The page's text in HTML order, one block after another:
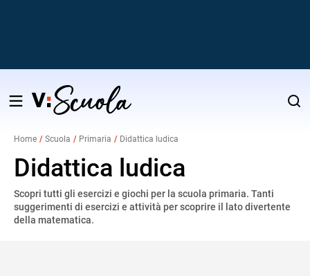
Salta
contenuto
Home Scuola Primaria Didattica ludica
Didattica ludica
Scopri tutti gli esercizi e giochi per la scuola primaria. Tanti
suggerimenti di esercizi e attività per scoprire il lato divertente
della matematica.